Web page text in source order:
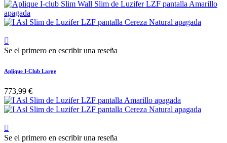

Se el primero en escribir una reseña
Aplique I-Club Large
773,99 €

Se el primero en escribir una reseña